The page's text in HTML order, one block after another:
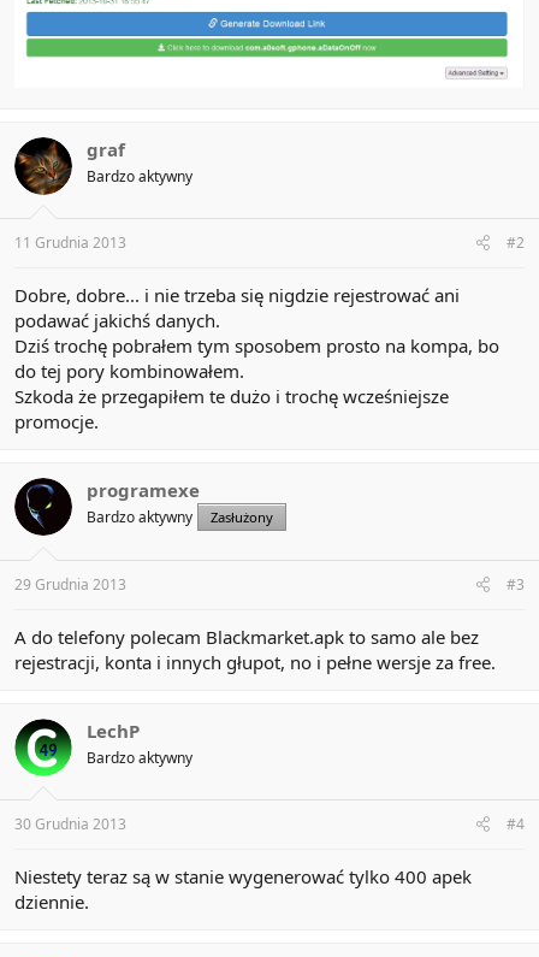
graf
Bardzo aktywny
11 Grudnia 2013 #2
Dobre, dobre... i nie trzeba się nigdzie rejestrować ani
podawać jakichś danych.
Dziś trochę pobrałem tym sposobem prosto na kompa, bo
do tej pory kombinowałem.
Szkoda że przegapiłem te dużo i trochę wcześniejsze
promocje.
programexe
Bardzo aktywny Zasłużony
29 Grudnia 2013 #3
A do telefony polecam Blackmarket.apk to samo ale bez
rejestracji, konta i innych głupot, no i pełne wersje za free.
LechP
Bardzo aktywny
30 Grudnia 2013 #4
Niestety teraz są w stanie wygenerować tylko 400 apek
dziennie.